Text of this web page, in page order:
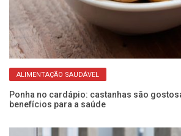
ALIMENTAÇÃO SAUDÁVEL
Ponha no cardápio: castanhas são
benefícios para a saúde